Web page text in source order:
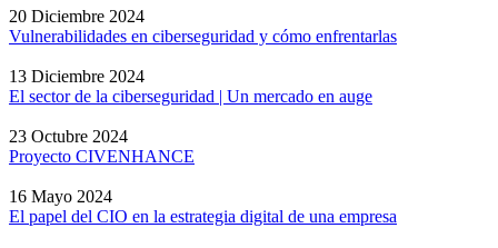
20 Diciembre 2024
Vulnerabilidades en ciberseguridad y cómo enfrentarlas
13 Diciembre 2024
El sector de la ciberseguridad | Un mercado en auge
23 Octubre 2024
Proyecto CIVENHANCE
16 Mayo 2024
El papel del CIO en la estrategia digital de una empresa